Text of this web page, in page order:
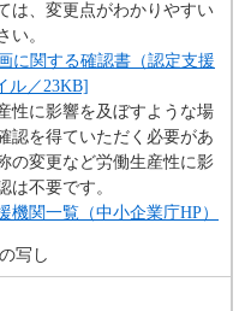
は、変更点がわかりやすい
い。
に関する確認書（認定支援
ル／23KB]
性に影響を及ぼすような場
認を得ていただく必要があ
の変更など労働生産性に影
は不要です。
機関一覧（中小企業庁HP）
写し